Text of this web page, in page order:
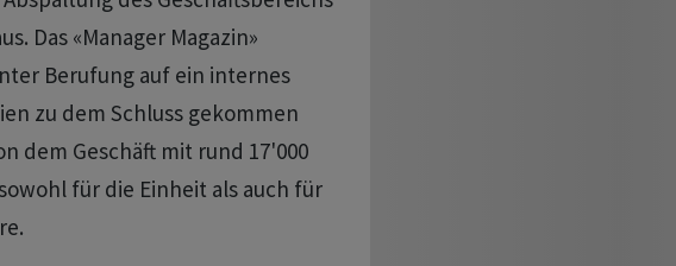
Das «Manager Magazin»
Berufung auf ein internes
zu dem Schluss gekommen
dem Geschäft ​mit rund 17'000
für die Einheit als auch für